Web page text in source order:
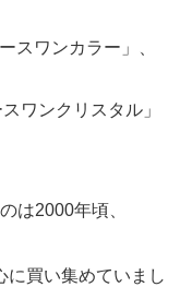
スワンカラー」、
ワンクリスタル」
は2000年頃、
に買い集めていまし